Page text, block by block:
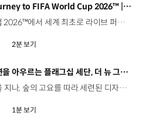
Atlas' Journey to FIFA World Cup 2026™ | 보스턴 다이나믹스
FIFA 월드컵 2026™에서 세계 최초로 라이브 퍼포먼스를 선보인 아틀라스.그 현장을 완성한 시니어 프로그램 매니저 세스 데이비스(Seth Davis)가 전하는 퍼포먼스의 비하인드 스토리를 만나보세요. 인터뷰 전문 보기 ▶ 자세히 보기 ▶ #현대자동차 #보스턴다이나믹스 #아틀라스 #로보틱스 #BostonDynamics #Atlas #Robotics #NextStartsNow
2분 보기
도시와 자연을 아우르는 플래그십 세단, 더 뉴 그랜저
도시의 빛을 지나, 숲의 고요를 따라.세련된 디자인과 정제된 주행 감각으로모든 순간을 편안하게 완성하는 더 뉴 그랜저를 만나보세요. *본 영상은 AI를 활용해 제작했습니다. #현대자동차 #더뉴그랜저 #플래그십세단 #그랜저 #플레오스커넥트
1분 보기